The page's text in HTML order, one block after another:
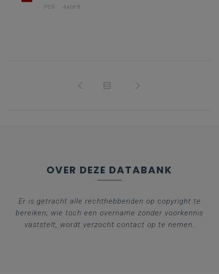
PDF 446KB
OVER DEZE DATABANK
Er is getracht alle rechthebbenden op copyright te
bereiken; wie toch een overname zonder voorkennis
vaststelt, wordt verzocht contact op te nemen.